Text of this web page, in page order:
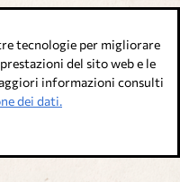
tecnologie per migliorare
del sito web e le
informazioni consulti
dei dati.
Qualità svizzera.